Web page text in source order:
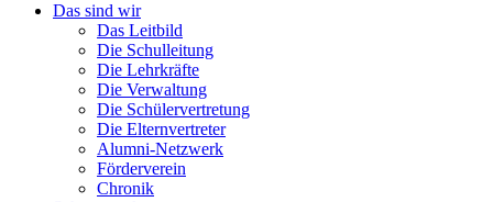
Das sind wir
Das Leitbild
Die Schulleitung
Die Lehrkräfte
Die Verwaltung
Die Schülervertretung
Die Elternvertreter
Alumni-Netzwerk
Förderverein
Chronik